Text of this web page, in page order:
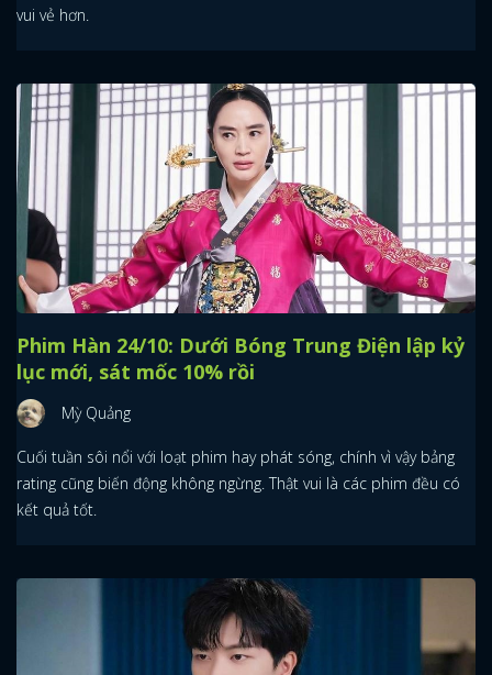
vui vẻ hơn.
Phim Hàn 24/10: Dưới Bóng Trung Điện lập kỷ
lục mới, sát mốc 10% rồi
Mỳ Quảng
Cuối tuần sôi nổi với loạt phim hay phát sóng, chính vì vậy bảng
rating cũng biến động không ngừng. Thật vui là các phim đều có
kết quả tốt.